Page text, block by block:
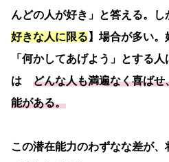
んどの人が好き」と答える。し
好きな人に限る 】場合が多い
「何かしてあげよう」とする
は どんな人も満遍なく喜ば
能がある。
この潜在能力のわずなな差が